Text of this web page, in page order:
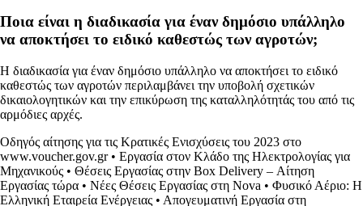
Ποια είναι η διαδικασία για έναν δημόσιο υπάλληλο
να αποκτήσει το ειδικό καθεστώς των αγροτών;
Η διαδικασία για έναν δημόσιο υπάλληλο να αποκτήσει το ειδικό
καθεστώς των αγροτών περιλαμβάνει την υποβολή σχετικών
δικαιολογητικών και την επικύρωση της καταλληλότητάς του από τις
αρμόδιες αρχές.
Οδηγός αίτησης για τις Κρατικές Ενισχύσεις του 2023 στο
www.voucher.gov.gr• Εργασία στον Κλάδο της Ηλεκτρολογίας για
Μηχανικούς • Θέσεις Εργασίας στην Box Delivery – Αίτηση
Εργασίας τώρα • Νέες Θέσεις Εργασίας στη Nova • Φυσικό Αέριο: Η
Ελληνική Εταιρεία Ενέργειας • Απογευματινή Εργασία στη